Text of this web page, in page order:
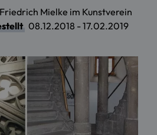
Mielke im Kunstverein
08.12.2018 - 17.02.2019